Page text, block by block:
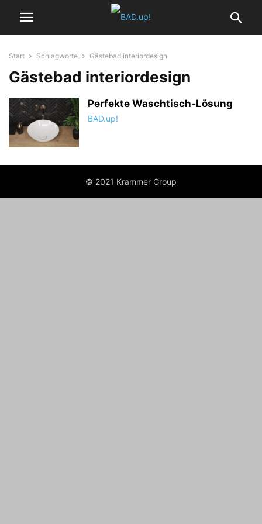
Start Schlagworte Gästebad interiordesign
Gästebad interiordesign
Perfekte Waschtisch-Lösung
BAD.up!
© 2021 Krammer Group